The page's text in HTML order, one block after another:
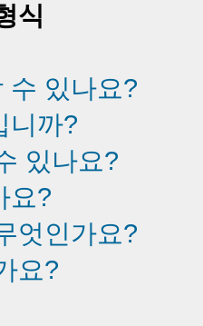
식
수 있나요?
니까?
있나요?
요?
엇인가요?
요?